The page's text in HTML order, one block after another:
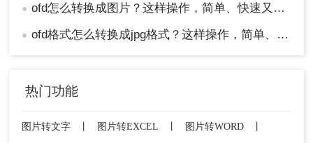
● ofd怎么转换成图片？这样操作，简单、快速又省事
● ofd格式怎么转换成jpg格式？这样操作，简单、快速又省事
热门功能
图片转文字 图片转EXCEL 图片转WORD